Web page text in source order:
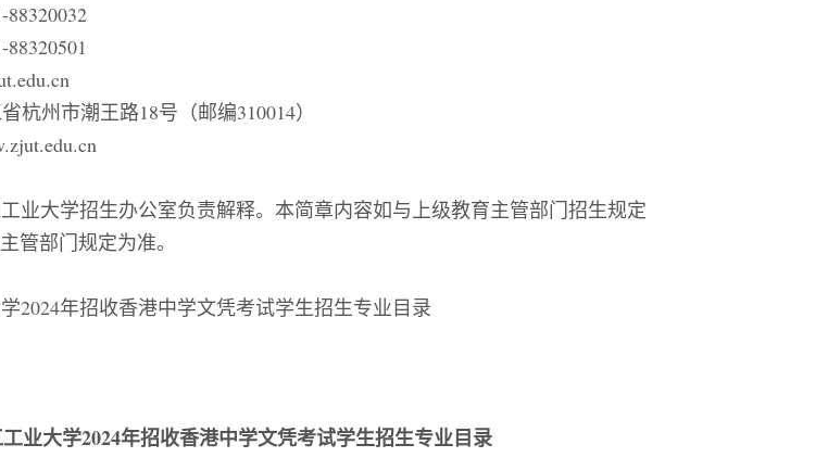
88320032
88320501
杭州市潮王路18号（邮编310014）
业大学招生办公室负责解释。本简章内容如与上级教育主管部门招生规定
管部门规定为准。
2024年招收香港中学文凭考试学生招生专业目录
业大学2024年招收香港中学文凭考试学生招生专业目录